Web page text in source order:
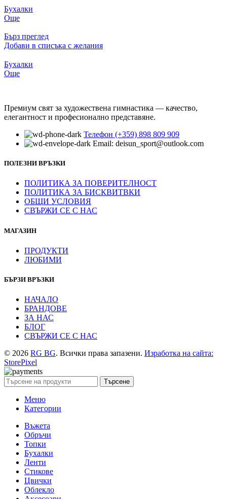
Бухалки
Още
Бърз преглед
Добави в списъка с желания
Бухалки
Още
Премиум свят за художествена гимнастика — качество,
елегантност и професионално представяне.
Телефон (+359) 898 809 909
Email: deisun_sport@outlook.com
ПОЛЕЗНИ ВРЪЗКИ
ПОЛИТИКА ЗА ПОВЕРИТЕЛНОСТ
ПОЛИТИКА ЗА БИСКВИТВКИ
ОБЩИ УСЛОВИЯ
СВЪРЖИ СЕ С НАС
МАГАЗИН
ПРОДУКТИ
ЛЮБИМИ
БЪРЗИ ВРЪЗКИ
НАЧАЛО
БРАНДОВЕ
ЗА НАС
БЛОГ
СВЪРЖИ СЕ С НАС
© 2026 RG BG. Всички права запазени. Изработка на сайта:
StorePixel
Търсене
Меню
Категории
Въжета
Обръчи
Топки
Бухалки
Ленти
Стикове
Цвички
Облекло